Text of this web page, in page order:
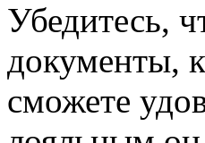
Убедитесь,
документы,
сможете